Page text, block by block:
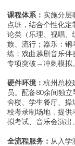
课程体系： 实施分层
点班，结合个性化
论类（乐理、视唱、
族、流行；器乐：钢
练；戏曲越剧音乐
专项突破→冲刺模拟。
硬件环境： 杭州总校
员。配备80余间独
舍楼、学生餐厅、操
校考录制场地，提供
拟考试、音乐会演出
全流程服务： 从入学